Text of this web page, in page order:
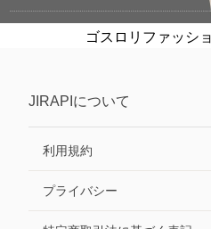
ゴスロリファッシ
JIRAPI について
利用規約
プライバシー